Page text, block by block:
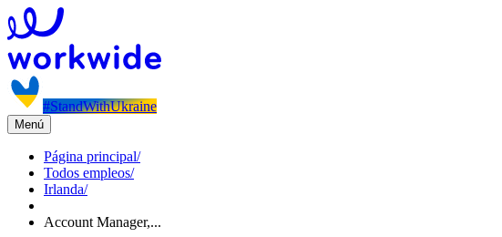
#StandWithUkraine
Menú
Página principal/
Todos empleos/
Irlanda/
Account Manager,...